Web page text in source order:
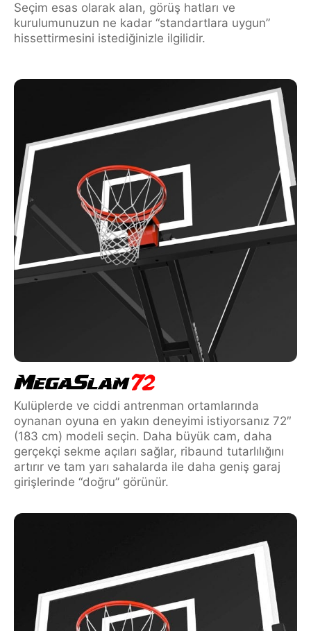
Seçim esas olarak alan, görüş hatları ve
kurulumunuzun ne kadar “standartlara uygun”
hissettirmesini istediğinizle ilgilidir.
Kulüplerde ve ciddi antrenman ortamlarında
oynanan oyuna en yakın deneyimi istiyorsanız 72″
(183 cm) modeli seçin. Daha büyük cam, daha
gerçekçi sekme açıları sağlar, ribaund tutarlılığını
artırır ve tam yarı sahalarda ile daha geniş garaj
girişlerinde “doğru” görünür.